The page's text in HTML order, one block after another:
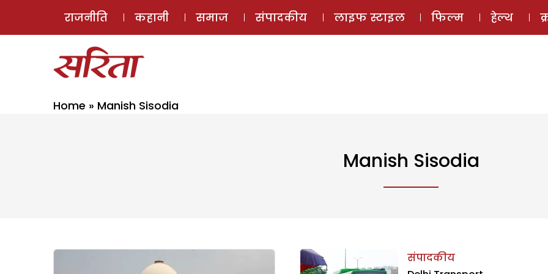
ई-मैगज़ीन
राजनीति कहानी समाज संपादकीय लाइफ स्टाइल फिल्म हेल्थ
Home » Manish Sisodia
Manish Sisodia
संपादकीय